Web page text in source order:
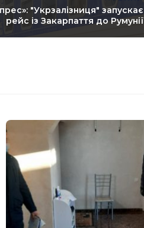
"Укрзалізниця" запускає
рейс із Закарпаття до Румунії